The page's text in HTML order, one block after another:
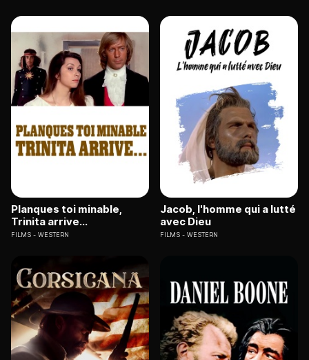
Planques toi minable,
Trinita arrive...
FILMS WESTERN
Jacob, l'homme qui a lutté
avec Dieu
FILMS WESTERN